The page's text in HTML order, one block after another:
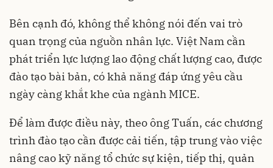
Bên cạnh đó, không thể không nói đến vai trò
quan trọng của nguồn nhân lực. Việt Nam cần
phát triển lực lượng lao động chất lượng cao, được
đào tạo bài bản, có khả năng đáp ứng yêu cầu
ngày càng khắt khe của ngành MICE.
Để làm được điều này, theo ông Tuấn, các chương
trình đào tạo cần được cải tiến, tập trung vào việc
nâng cao kỹ năng tổ chức sự kiện, tiếp thị, quản